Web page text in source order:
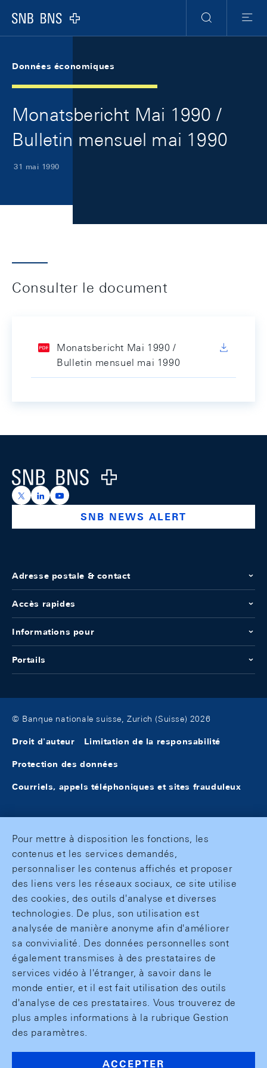
Logo
RechercheMenu
Données économiques
Monatsbericht Mai 1990 /
Bulletin mensuel mai 1990
31 mai 1990
Consulter le document
Monatsbericht Mai 1990 /
Bulletin mensuel mai 1990
Logo
https://x.com/snb_bns
https://ch.linkedin.com/company/swiss-national-
https://www.youtube.com/@swissnationalbank
SNB NEWS ALERT
Adresse postale & contact
Accès rapides
Informations pour
Portails
© Banque nationale suisse, Zurich (Suisse) 2026
Droit d'auteur Limitation de la responsabilité
Protection des données
Courriels, appels téléphoniques et sites frauduleux
Pour mettre à disposition les fonctions, les
contenus et les services demandés,
personnaliser les contenus affichés et proposer
des liens vers les réseaux sociaux, ce site utilise
des cookies, des outils d'analyse et diverses
technologies. De plus, son utilisation est
analysée de manière anonyme afin d'améliorer
sa convivialité. Des données personnelles sont
également transmises à des prestataires de
services vidéo à l'étranger, à savoir dans le
monde entier, et il est fait utilisation des outils
d'analyse de ces prestataires. Vous trouverez de
plus amples informations à la rubrique Gestion
des paramètres.
ACCEPTER